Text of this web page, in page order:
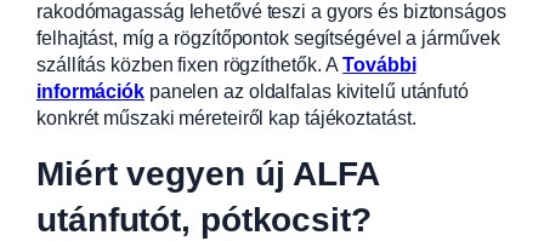
rakodómagasság lehetővé teszi a gyors és biztonságos
felhajtást, míg a rögzítőpontok segítségével a járművek
szállítás közben fixen rögzíthetők. ATovábbi
információkpanelen az oldalfalas kivitelű utánfutó
konkrét műszaki méreteiről kap tájékoztatást.
Miért vegyen új ALFA
utánfutót, pótkocsit?